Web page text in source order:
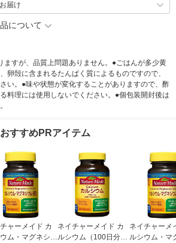
届け
について
ますが、品質上問題ありません。●ごはんが多少黄
卵殻に含まれるたんぱく質によるものですので、
い。●味や状態が変化することがありますので、酢
料理には使用しないでください。●個包装開封後は
すすめPRアイテム
ャーメイド カ
ム・マグネシウ
ネイチャーメイド カ
ルシウム（100日分）
ネイチャーメ
ルシウム・マ